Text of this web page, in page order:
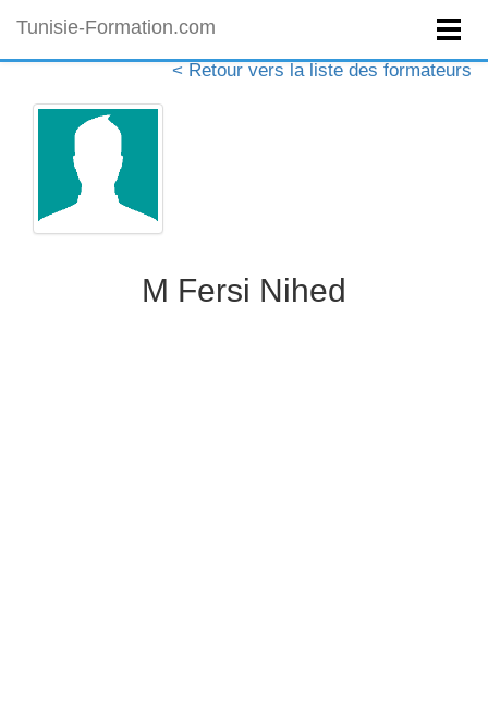
Tunisie-Formation.com
< Retour vers la liste des formateurs
M Fersi Nihed